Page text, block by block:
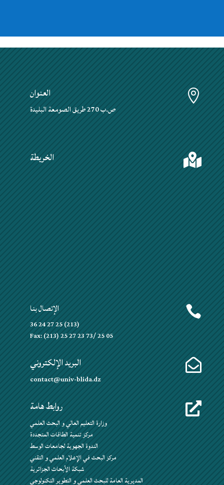
 العنوان
ص.ب 270 طريق الصومعة البليدة
 الخريطة
 الإتصال بنا
(213) 25 27 24 36
Fax: (213) 25 27 23 73/ 25 05
 البريد الإلكتروني
contact@univ-blida.dz
 روابط هامة
وزارة التعليم العالي و البحث العلمي
مركز تنمية الطاقات المتجددة
الندوة الجهوية لجامعات الوسط
مركز البحث في الإعلام العلمي و التقني
شبكة الأبحاث الجزائرية
المديرية العامة للبحث العلمي و التطوير التكنولوجي